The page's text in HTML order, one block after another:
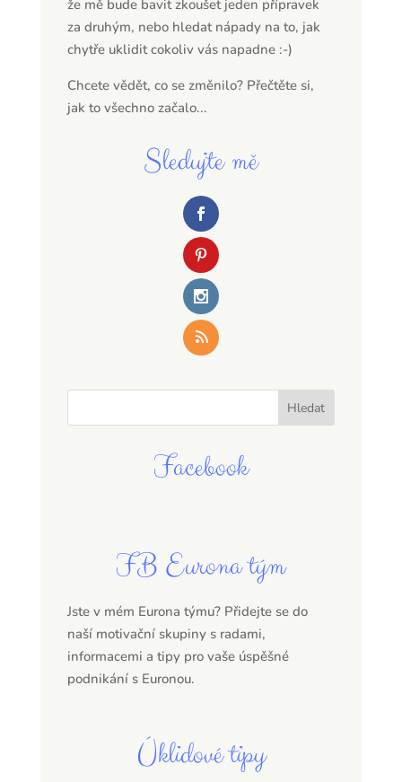
že mě bude bavit zkoušet jeden přípravek
za druhým, nebo hledat nápady na to, jak
chytře uklidit cokoliv vás napadne :-)
Chcete vědět, co se změnilo? Přečtěte si,
jak to všechno začalo...
Sledujte mě
Facebook
FB Eurona tým
Jste v mém Eurona týmu? Přidejte se do
naší motivační skupiny s radami,
informacemi a tipy pro vaše úspěšné
podnikání s Euronou.
Úklidové tipy